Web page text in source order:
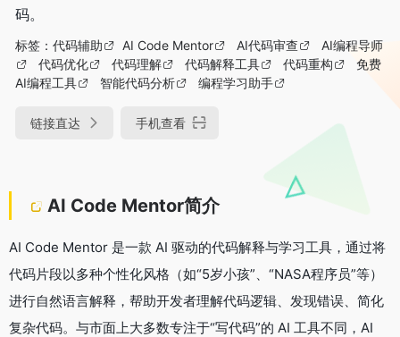
码。
标签： 代码辅助 AI Code Mentor AI代码审查
AI编程导师
代码优化
代码理解 代码解释工具 代码重构
免费
AI编程工具
智能代码分析 编程学习助手
链接直达 手机查看
AI Code Mentor简介
AI Code Mentor 是一款 AI 驱动的代码解释与学习工具，通过将
代码片段以多种个性化风格（如“5岁小孩”、“NASA程序员”等）
进行自然语言解释，帮助开发者理解代码逻辑、发现错误、简化
复杂代码。与市面上大多数专注于“写代码”的 AI 工具不同，AI